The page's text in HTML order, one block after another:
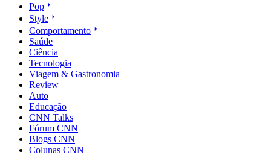
Pop
Style
Comportamento
Saúde
Ciência
Tecnologia
Viagem & Gastronomia
Review
Auto
Educação
CNN Talks
Fórum CNN
Blogs CNN
Colunas CNN